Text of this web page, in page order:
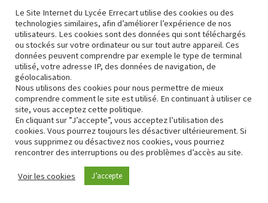
Conformité RGPD
Le Site Internet du Lycée Errecart utilise des cookies ou des
technologies similaires, afin d’améliorer l’expérience de nos
utilisateurs. Les cookies sont des données qui sont téléchargés
ou stockés sur votre ordinateur ou sur tout autre appareil. Ces
données peuvent comprendre par exemple le type de terminal
utilisé, votre adresse IP, des données de navigation, de
géolocalisation.
Nous utilisons des cookies pour nous permettre de mieux
comprendre comment le site est utilisé. En continuant à utiliser ce
site, vous acceptez cette politique.
En cliquant sur ”J’accepte”, vous acceptez l’utilisation des
cookies. Vous pourrez toujours les désactiver ultérieurement. Si
vous supprimez ou désactivez nos cookies, vous pourriez
rencontrer des interruptions ou des problèmes d’accès au site.
Voir les cookies J’accepte